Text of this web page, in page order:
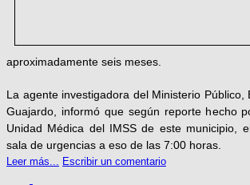
aproximadamente seis meses.
La agente investigadora del Ministerio Público,
Guajardo, informó que según reporte hecho
Unidad Médica del IMSS de este municipio,
sala de urgencias a eso de las 7:00 horas.
Leer más... Escribir un comentario